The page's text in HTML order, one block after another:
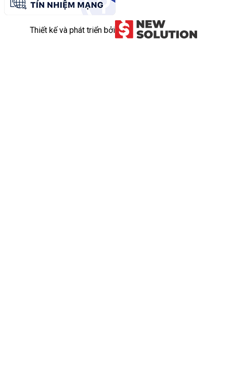
Thiết kế và phát triển bởi